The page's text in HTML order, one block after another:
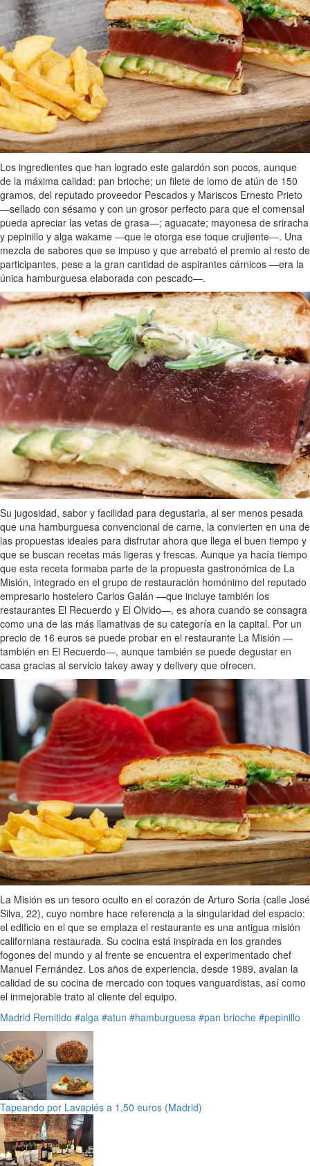
Los ingredientes que han logrado este galardón son pocos, aunque
de la máxima calidad: pan brioche; un filete de lomo de atún de 150
gramos, del reputado proveedor Pescados y Mariscos Ernesto Prieto
—sellado con sésamo y con un grosor perfecto para que el comensal
pueda apreciar las vetas de grasa—; aguacate; mayonesa de sriracha
y pepinillo y alga wakame —que le otorga ese toque crujiente—. Una
mezcla de sabores que se impuso y que arrebató el premio al resto de
participantes, pese a la gran cantidad de aspirantes cárnicos —era la
única hamburguesa elaborada con pescado—.
Su jugosidad, sabor y facilidad para degustarla, al ser menos pesada
que una hamburguesa convencional de carne, la convierten en una de
las propuestas ideales para disfrutar ahora que llega el buen tiempo y
que se buscan recetas más ligeras y frescas. Aunque ya hacía tiempo
que esta receta formaba parte de la propuesta gastronómica de La
Misión, integrado en el grupo de restauración homónimo del reputado
empresario hostelero Carlos Galán —que incluye también los
restaurantes El Recuerdo y El Olvido—, es ahora cuando se consagra
como una de las más llamativas de su categoría en la capital. Por un
precio de 16 euros se puede probar en el restaurante La Misión —
también en El Recuerdo—, aunque también se puede degustar en
casa gracias al servicio takey away y delivery que ofrecen.
La Misión es un tesoro oculto en el corazón de Arturo Soria (calle José
Silva, 22), cuyo nombre hace referencia a la singularidad del espacio:
el edificio en el que se emplaza el restaurante es una antigua misión
californiana restaurada. Su cocina está inspirada en los grandes
fogones del mundo y al frente se encuentra el experimentado chef
Manuel Fernández. Los años de experiencia, desde 1989, avalan la
calidad de su cocina de mercado con toques vanguardistas, así como
el inmejorable trato al cliente del equipo.
Madrid Remitido #alga #atun #hamburguesa #pan brioche #pepinillo
Tapeando por Lavapiés a 1,50 euros (Madrid)